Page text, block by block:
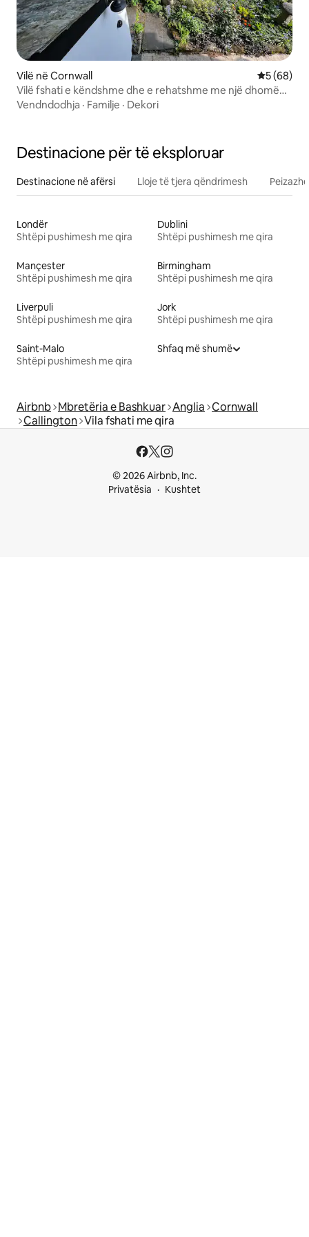
Vilë në Cornwall Vlerësimi
5 (68)
Vilë fshati e këndshme dhe e rehatshme me një dhomë
gjumi
Vendndodhja · Familje · Dekori
Destinacione për të eksploruar
Destinacione në afërsi Lloje të tjera qëndrimesh
Londër
Shtëpi pushimesh me qira
Dublini
Shtëpi pushimesh me qira
Mançester
Shtëpi pushimesh me qira
Birmingham
Shtëpi pushimesh me qira
Liverpuli
Shtëpi pushimesh me qira
Jork
Shtëpi pushimesh me qira
Saint-Malo
Shtëpi pushimesh me qira
Shfaq më shumë
Airbnb Mbretëria e Bashkuar Anglia Cornwall
Callington Vila fshati me qira
© 2026 Airbnb, Inc.
Privatësia
Kushtet